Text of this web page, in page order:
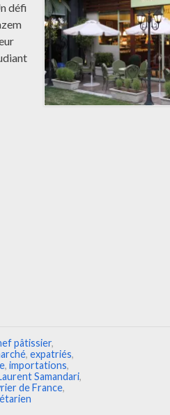
défi
pâtissier,
, expatriés,
, importations,
Samandari,
de France,